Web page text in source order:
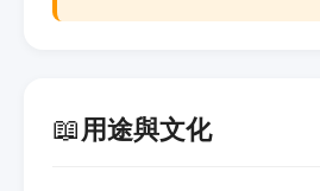
📖用途與文化